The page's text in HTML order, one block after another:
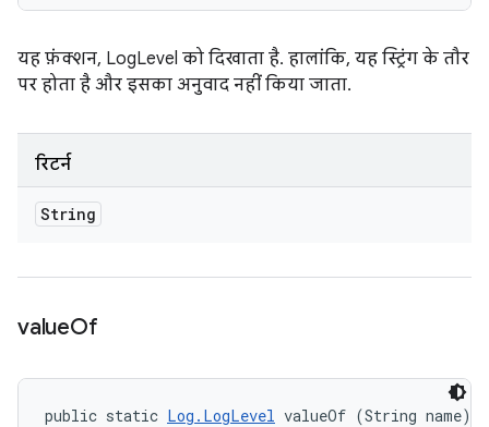
यह फ़ंक्शन, LogLevel को दिखाता है. हालांकि, यह स्ट्रिंग के तौर
पर होता है और इसका अनुवाद नहीं किया जाता.
रिटर्न
String
valueOf
public static Log.LogLevel valueOf (String name)